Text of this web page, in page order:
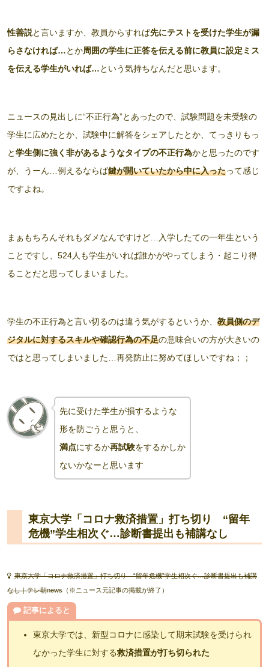
性善説と言いますか、教員からすれば先にテストを受けた学生が漏
らさなければ…とか周囲の学生に正答を伝える前に教員に設定ミス
を伝える学生がいれば…という気持ちなんだと思います。
ニュースの見出しに“不正行為”とあったので、試験問題を未受験の
学生に広めたとか、試験中に解答をシェアしたとか、てっきりもっ
と学生側に強く非があるようなタイプの不正行為かと思ったのです
が、うーん…例えるならば鍵が開いていたから中に入ったって感じ
ですよね。
まぁもちろんそれもダメなんですけど…入学したての一年生という
ことですし、524人も学生がいれば誰かがやってしまう・起こり得
ることだと思ってしまいました。
学生の不正行為と言い切るのは違う気がするというか、 教員側のデ
ジタルに対するスキルや確認行為の不足の意味合いの方が大きいの
ではと思ってしまいました…再発防止に努めてほしいですね；；
先に受けた学生が損するような
形を防ごうと思うと 、
満点にするか再試験をするかしか
ないかなーと思います
東京大学「コロナ救済措置」打ち切り “留年
危機”学生相次ぐ…診断書提出も補講なし
東京大学「コロナ救済措置」打ち切り “留年危機”学生相次ぐ…診断書提出も補講
なし｜テレ朝news （※ニュース元記事の掲載が終了）
記事によると
東京大学では、新型コロナに感染して期末試験を受けられ
なかった学生に対する救済措置が打ち切られた